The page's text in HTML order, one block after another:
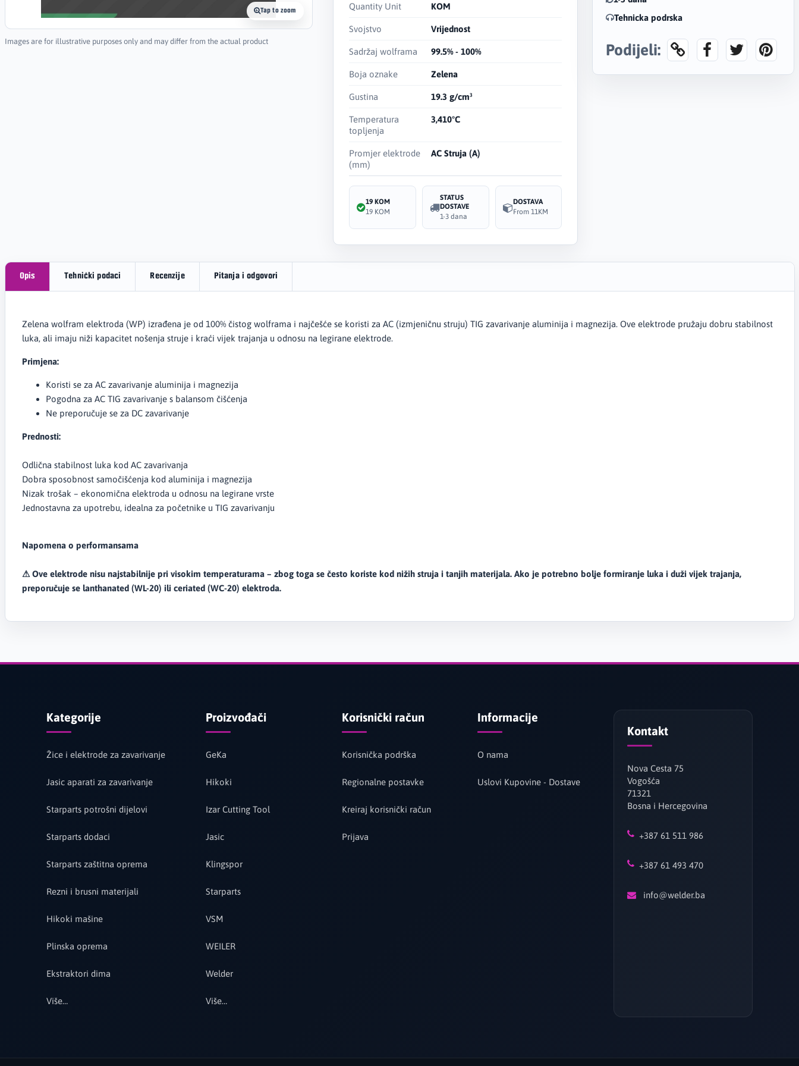
Tap to zoom
Images are for illustrative purposes only and may differ from the actual product
Quantity Unit KOM
Svojstvo Vrijednost
Sadržaj wolframa 99.5% - 100%
Boja oznake Zelena
Gustina 19.3 g/cm³
Temperatura
topljenja
3,410°C
Promjer elektrode
(mm)
AC Struja (A)
19 KOM
19 KOM
STATUS
DOSTAVE
1-3 dana
DOSTAVA
From 11KM
Tehnicka podrska
Podijeli:
Opis Tehnički podaci Recenzije Pitanja i odgovori
Zelena wolfram elektroda (WP) izrađena je od 100% čistog wolframa i najčešće se koristi za AC (izmjeničnu struju) TIG zavarivanje aluminija i magnezija. Ove elektrode pružaju dobru stabilnost
luka, ali imaju niži kapacitet nošenja struje i kraći vijek trajanja u odnosu na legirane elektrode.
Primjena:
Koristi se za AC zavarivanje aluminija i magnezija
Pogodna za AC TIG zavarivanje s balansom čišćenja
Ne preporučuje se za DC zavarivanje
Prednosti:
Odlična stabilnost luka kod AC zavarivanja
Dobra sposobnost samočišćenja kod aluminija i magnezija
Nizak trošak – ekonomična elektroda u odnosu na legirane vrste
Jednostavna za upotrebu, idealna za početnike u TIG zavarivanju
Napomena o performansama
⚠ Ove elektrode nisu najstabilnije pri visokim temperaturama – zbog toga se često koriste kod nižih struja i tanjih materijala. Ako je potrebno bolje formiranje luka i duži vijek trajanja,
preporučuje se lanthanated (WL-20) ili ceriated (WC-20) elektroda.
Kategorije
Žice i elektrode za zavarivanje
Jasic aparati za zavarivanje
Starparts potrošni dijelovi
Starparts dodaci
Starparts zaštitna oprema
Rezni i brusni materijali
Hikoki mašine
Plinska oprema
Ekstraktori dima
Više…
Proizvođači
GeKa
Hikoki
Izar Cutting Tool
Jasic
Klingspor
Starparts
VSM
WEILER
Welder
Više…
Korisnički račun
Korisnička podrška
Regionalne postavke
Kreiraj korisnički račun
Prijava
Informacije
O nama
Uslovi Kupovine - Dostave
Kontakt
Nova Cesta 75
Vogošća
71321
Bosna i Hercegovina
+387 61 511 986
+387 61 493 470
info@welder.ba